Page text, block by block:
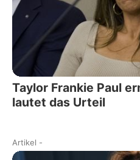
Taylor Frankie Paul
lautet das Urteil
Artikel -